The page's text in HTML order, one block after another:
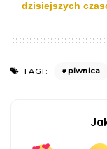
dzisiejszych
TAGI: piwnica